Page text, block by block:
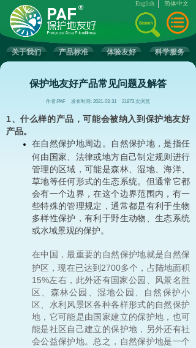
关于我们 产品标准 体验友好 科学服务
English 简体中文
保护地友好产品常见问题及解答
作者:PAF 发布时间: 2021-03-31 21873 次浏览
1、什么样的产品，可能会被纳入到保护地友好
产品。
在自然保护地周边。自然保护地，是指任
何由国家、法律或地方自己制定规则进行
管理的区域，可能是森林、湿地、海洋、
草地等任何形式的生态系统。但通常它都
会有一个边界，在这个边界范围内，有一
些特殊的管理规定，通常都是有利于生物
多样性保护，有利于野生动物、生态系统
或水域景观的保护。
在中国，最重要的自然保护地就是自然保
护区，现在已达到2700多个，占陆地面积
15%左右，此外还有国家公园、风景名胜
区、森林公园、湿地公园、自然保护小
区、水利风景区各种各样形式的自然保护
地，它可能是由国家建立的保护地，也可
能是社区自己建立的保护地，另外还有社
会公益保护地。总之，自然保护地是一个